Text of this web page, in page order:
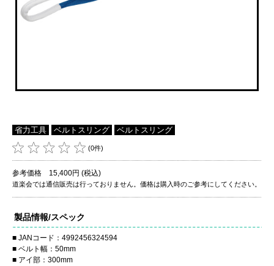
省力工具 ベルトスリング ベルトスリング
(0件)
参考価格 15,400円 (税込)
道楽会では通信販売は行っておりません。価格は購入時のご参考にしてください。
製品情報/スペック
JANコード：4992456324594
ベルト幅：50mm
アイ部：300mm